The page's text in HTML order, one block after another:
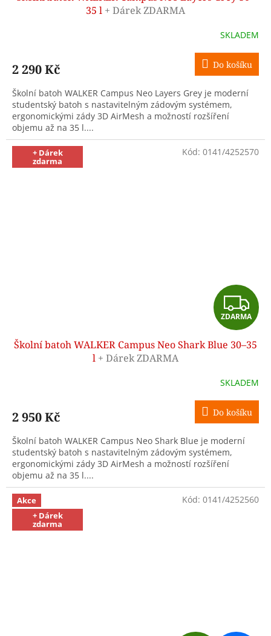
A
R
M
A
35 l + Dárek ZDARMA
SKLADEM
2 290 Kč Do košíku
Školní batoh WALKER Campus Neo Layers Grey je moderní
studentský batoh s nastavitelným zádovým systémem,
ergonomickými zády 3D AirMesh a možností rozšíření
objemu až na 35 l....
+ Dárek
zdarma
Z
D
A
R
M
A
ZDARMA
Školní batoh WALKER Campus Neo Shark Blue 30–35
l + Dárek ZDARMA
SKLADEM
2 950 Kč Do košíku
Školní batoh WALKER Campus Neo Shark Blue je moderní
studentský batoh s nastavitelným zádovým systémem,
ergonomickými zády 3D AirMesh a možností rozšíření
objemu až na 35 l....
Kód: 0141/4252570
Akce
+ Dárek
zdarma
Kód: 0141/4252560